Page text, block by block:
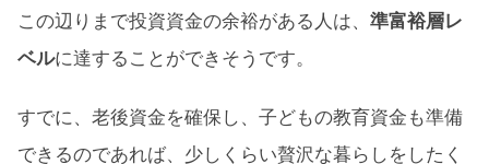
この辺りまで投資資金の余裕がある人は、 準富裕層レ
ベルに達することができそうです。
すでに、老後資金を確保し、子どもの教育資金も準備
できるのであれば、少しくらい贅沢な暮らしをしたく